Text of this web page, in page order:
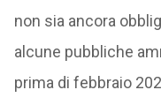
non sia ancora
alcune pubbliche
prima di febbraio